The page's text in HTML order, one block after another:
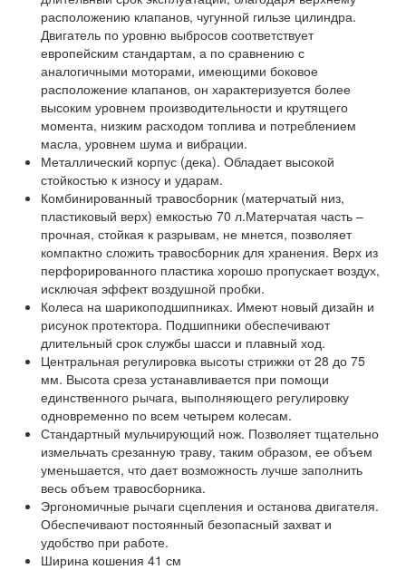
расположению клапанов, чугунной гильзе цилиндра.
Двигатель по уровню выбросов соответствует
европейским стандартам, а по сравнению с
аналогичными моторами, имеющими боковое
расположение клапанов, он характеризуется более
высоким уровнем производительности и крутящего
момента, низким расходом топлива и потреблением
масла, уровнем шума и вибрации.
Металлический корпус (дека). Обладает высокой
стойкостью к износу и ударам.
Комбинированный травосборник (матерчатый низ,
пластиковый верх) емкостью 70 л.Матерчатая часть –
прочная, стойкая к разрывам, не мнется, позволяет
компактно сложить травосборник для хранения. Верх из
перфорированного пластика хорошо пропускает воздух,
исключая эффект воздушной пробки.
Колеса на шарикоподшипниках. Имеют новый дизайн и
рисунок протектора. Подшипники обеспечивают
длительный срок службы шасси и плавный ход.
Центральная регулировка высоты стрижки от 28 до 75
мм. Высота среза устанавливается при помощи
единственного рычага, выполняющего регулировку
одновременно по всем четырем колесам.
Стандартный мульчирующий нож. Позволяет тщательно
измельчать срезанную траву, таким образом, ее объем
уменьшается, что дает возможность лучше заполнить
весь объем травосборника.
Эргономичные рычаги сцепления и останова двигателя.
Обеспечивают постоянный безопасный захват и
удобство при работе.
Ширина кошения 41 см